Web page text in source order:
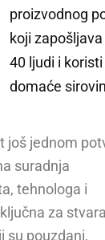
proizvodnog
koji
40 ljudi i koristi
domaće
još jednom
suradnja
tehnologa i
za
su pouzdani,